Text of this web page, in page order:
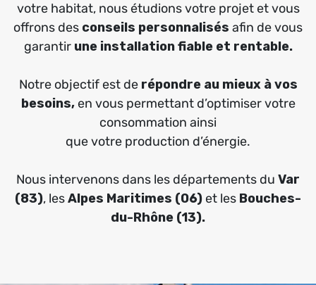
votre habitat, nous étudions votre projet et vous
offrons des conseils personnalisés afin de vous
garantirune installation fiable et rentable.
Notre objectif est de répondre au mieux à vos
besoins,en vous permettant d’optimiser votre
consommation ainsi
que votre production d’énergie.
Nous intervenons dans les départements du Var
(83), lesAlpes Maritimes (06) et les Bouches-
du-Rhône (13).